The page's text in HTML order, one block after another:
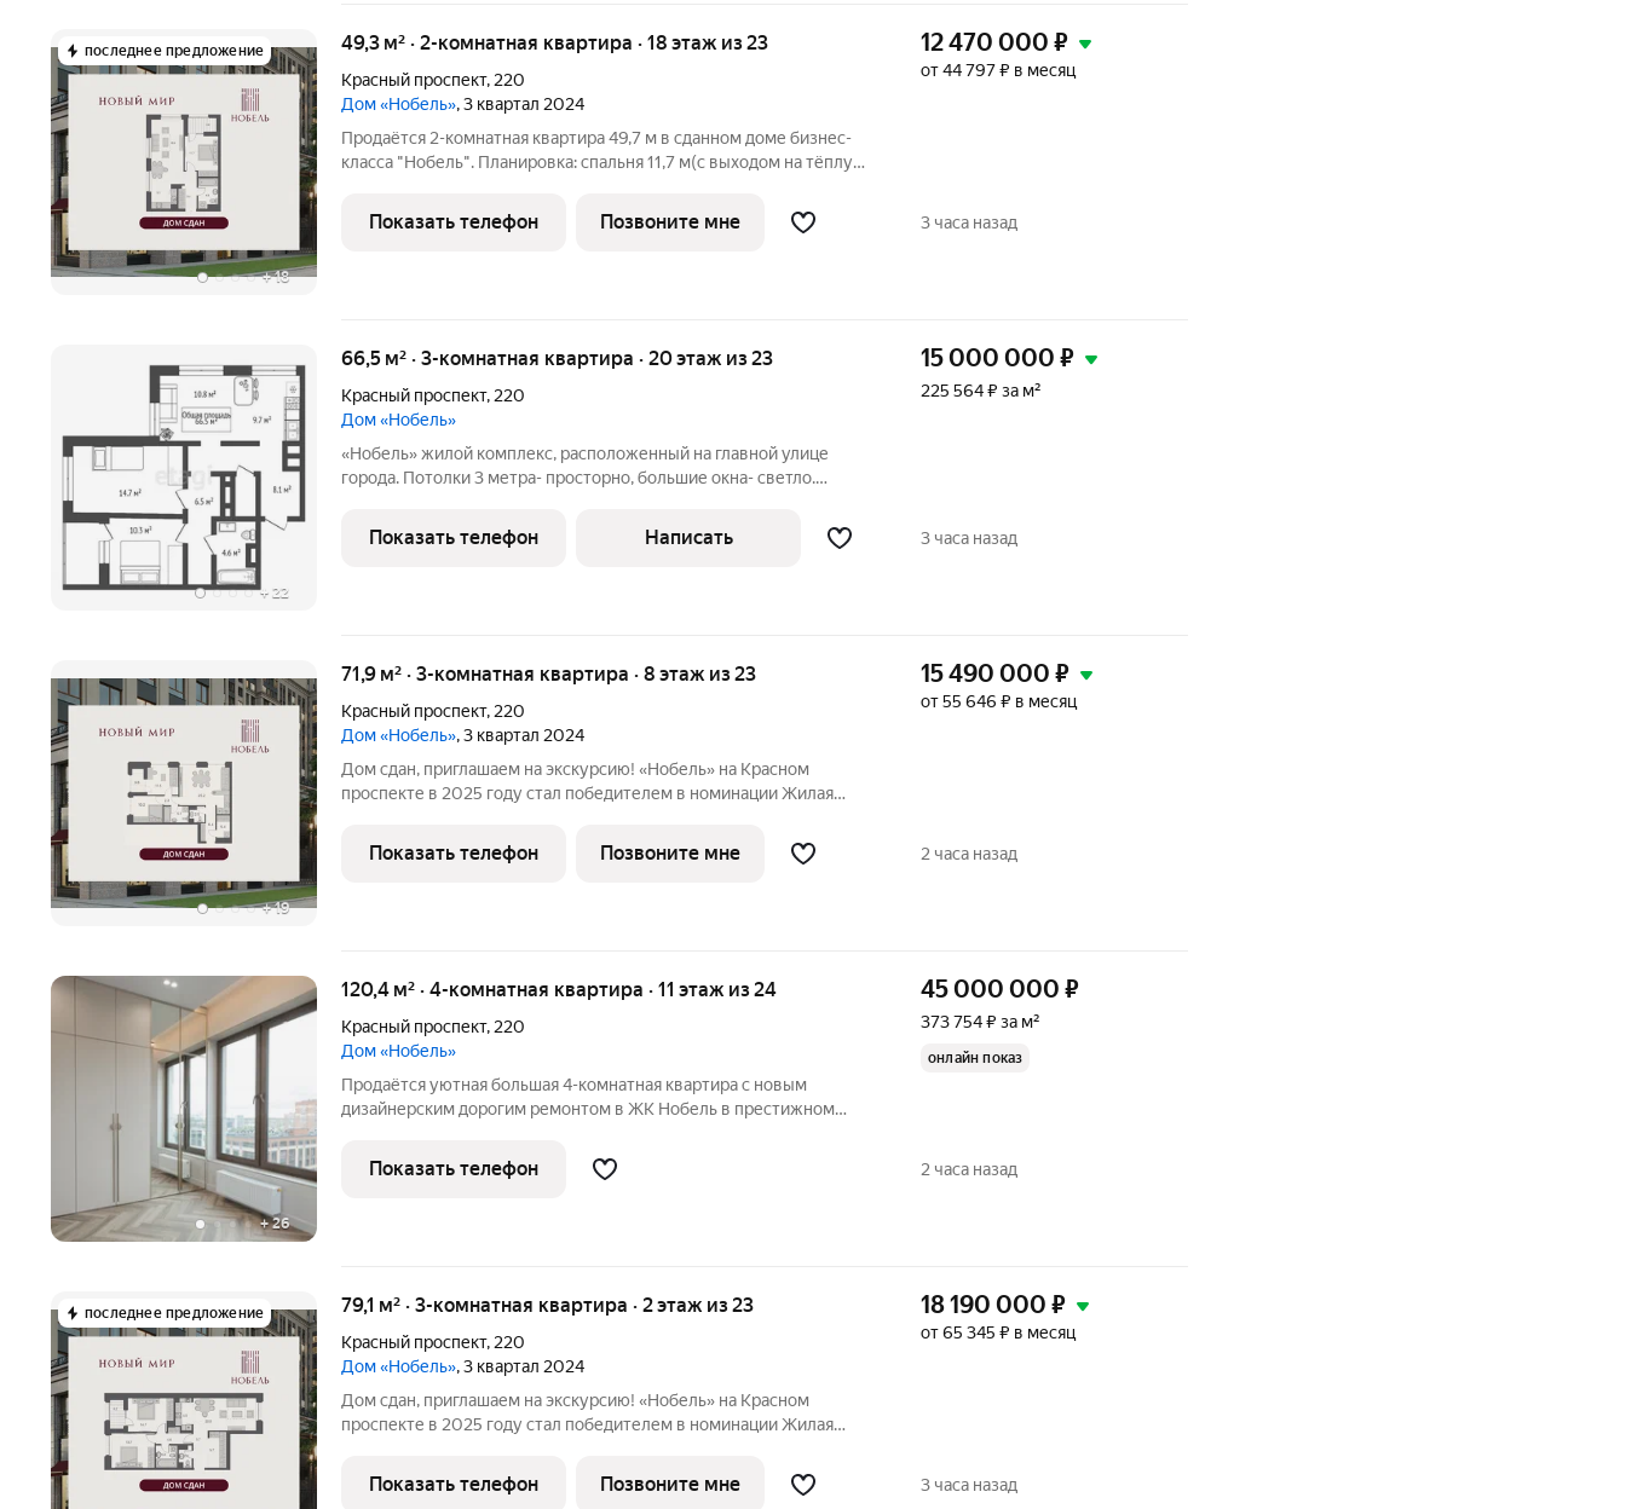
последнее предложение
+18
49,3 м² · 2-комнатная квартира · 18 этаж из 23
Красный проспект, 220
Дом «Нобель», 3 квартал 2024
Продаётся 2-комнатная квартира 49,7 м в сданном доме бизнес-
класса "Нобель". Планировка: спальня 11,7 м(с выходом на тёплую
двор), просторный санузел 4,9 м ( с местом под стиральную
12 470 000 ₽
от 44 797 ₽ в месяц
Показать телефон Позвоните мне 3 часа назад
+ 22
66,5 м² · 3-комнатная квартира · 20 этаж из 23
Красный проспект, 220
Дом «Нобель»
«Нобель» жилой комплекс, расположенный на главной улице
города. Потолки 3 метра- просторно, большие окна- светло.
Кухня-гостиная с видовым закатом, наслаждайтесь! Кварптира, с
редким
15 000 000 ₽
225 564 ₽ за м²
Показать телефон Написать 3 часа назад
+19
71,9 м² · 3-комнатная квартира · 8 этаж из 23
Красный проспект, 220
Дом «Нобель», 3 квартал 2024
Дом сдан, приглашаем на экскурсию! «Нобель» на Красном
проспекте в 2025 году стал победителем в номинации Жилая
2024 признан Самым инвестиционно-привлекательным проектом
УФО+СФО+ДФО (Urban
15 490 000 ₽
от 55 646 ₽ в месяц
Показать телефон Позвоните мне 2 часа назад
+26
120,4 м² · 4-комнатная квартира · 11 этаж из 24
Красный проспект, 220
Дом «Нобель»
Продаётся уютная большая 4-комнатная квартира с новым
дизайнерским дорогим ремонтом в ЖК Нобель в престижном
Общая площадь 120,4 м с 3 спальнями, с огромной кухней-
гостиной, двумя санузлами.
45 000 000 ₽
373 754 ₽ за м²
онлайн показ
Показать телефон 2 часа назад
последнее предложение 79,1 м² · 3-комнатная квартира · 2 этаж из 23
Красный проспект, 220
Дом «Нобель», 3 квартал 2024
Дом сдан, приглашаем на экскурсию! «Нобель» на Красном
проспекте в 2025 году стал победителем в номинации Жилая
2024 признан Самым инвестиционно-привлекательным проектом
УФО+СФО+ДФО (Urban
18 190 000 ₽
от 65 345 ₽ в месяц
Показать телефон Позвоните мне 3 часа назад